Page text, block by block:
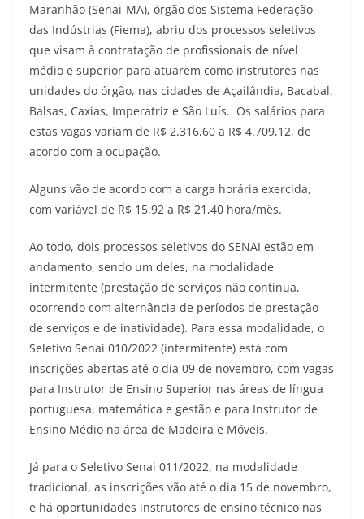
Maranhão (Senai-MA), órgão dos Sistema Federação
das Indústrias (Fiema), abriu dos processos seletivos
que visam à contratação de profissionais de nível
médio e superior para atuarem como instrutores nas
unidades do órgão, nas cidades de Açailândia, Bacabal,
Balsas, Caxias, Imperatriz e São Luís. Os salários para
estas vagas variam de R$ 2.316,60 a R$ 4.709,12, de
acordo com a ocupação.
Alguns vão de acordo com a carga horária exercida,
com variável de R$ 15,92 a R$ 21,40 hora/mês.
Ao todo, dois processos seletivos do SENAI estão em
andamento, sendo um deles, na modalidade
intermitente (prestação de serviços não contínua,
ocorrendo com alternância de períodos de prestação
de serviços e de inatividade). Para essa modalidade, o
Seletivo Senai 010/2022 (intermitente) está com
inscrições abertas até o dia 09 de novembro, com vagas
para Instrutor de Ensino Superior nas áreas de língua
portuguesa, matemática e gestão e para Instrutor de
Ensino Médio na área de Madeira e Móveis.
Já para o Seletivo Senai 011/2022, na modalidade
tradicional, as inscrições vão até o dia 15 de novembro,
e há oportunidades instrutores de ensino técnico nas